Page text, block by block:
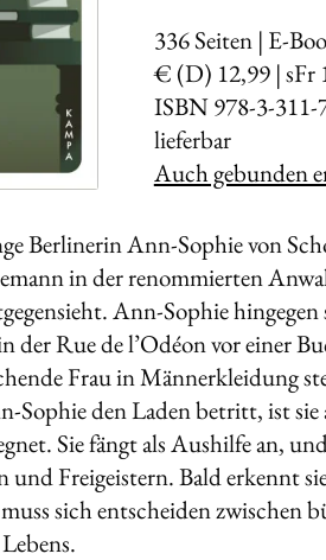
336Seiten | E-
€ (D) 12,99 | sFr
ISBN 978-3-311-
lieferbar
Auch gebunden
Berlinerin Ann-Sophie von
in der renommierten
Ann-Sophie
der Rue de l’Odéon vor einer
Frau in Männerkleidung
Sophie den Laden betritt, ist
Sie fängt als Aushilfe an,
Freigeistern. Bald erkennt
sich entscheiden zwischen